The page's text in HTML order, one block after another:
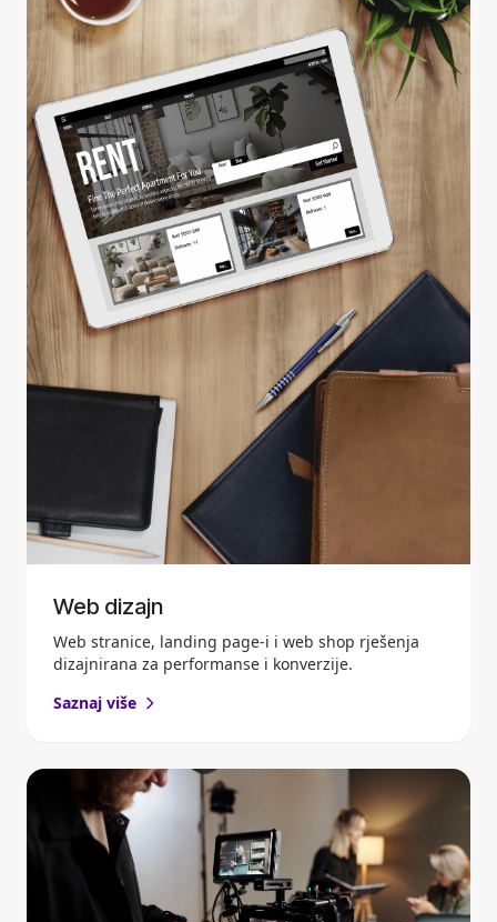
Web dizajn
Web stranice, landing page-i i web shop rješenja
dizajnirana za performanse i konverzije.
Saznaj više